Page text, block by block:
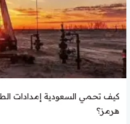
كيف تحمي السعودية إمدادات
هرمز؟